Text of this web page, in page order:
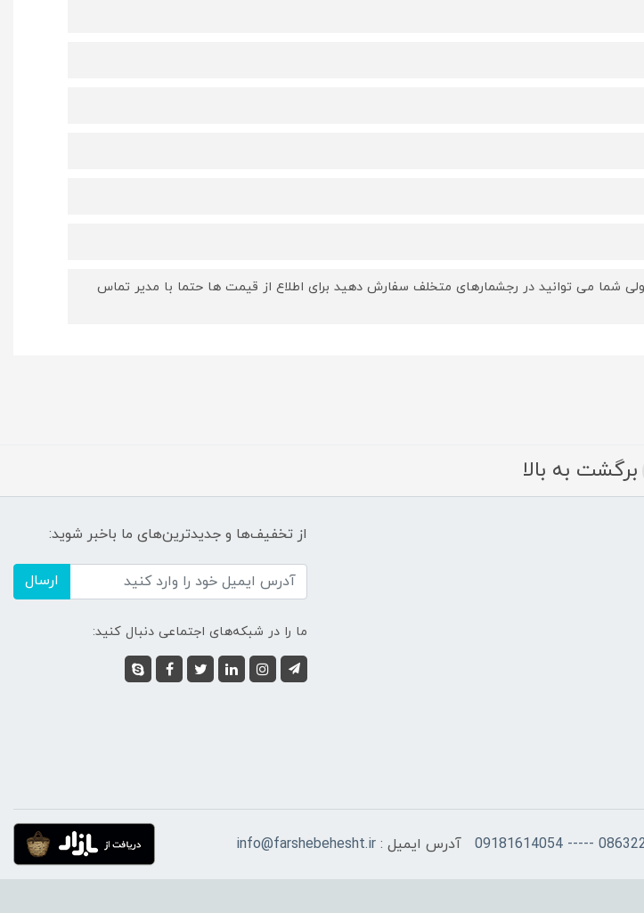
شما می توانید در رجشمارهای متخلف سفارش دهید برای اطلاع از قیمت ها حتما با مدیر تماس
برگشت به بالا
از تخفیف‌ها و جدیدترین‌های ما باخبر شوید:
ارسال
ما را در شبکه‌های اجتماعی دنبال کنید:
08632211088 آدرس ایمیل : info@farshebehesht.ir